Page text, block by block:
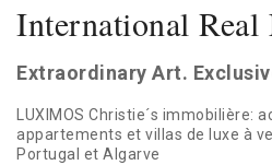
International Real
Extraordinary Art.
LUXIMOS Christie´s immobilière:
appartements et villas de luxe à
Portugal et Algarve